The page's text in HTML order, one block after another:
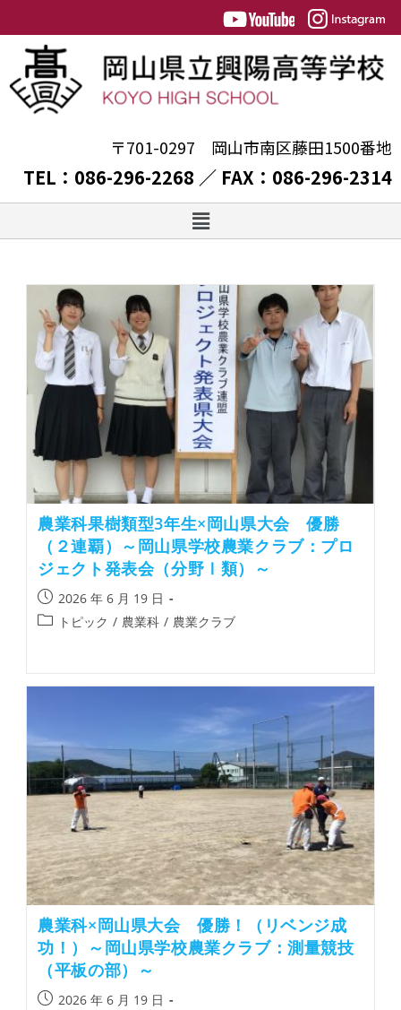
〒701-0297 岡山市南区藤田1500番地
TEL：086-296-2268 ／ FAX：086-296-2314
農業科果樹類型3年生×岡山県大会 優勝
（２連覇）～岡山県学校農業クラブ：プロ
ジェクト発表会（分野Ⅰ類）～
2026 年 6 月 19 日
トピック / 農業科 / 農業クラブ
農業科×岡山県大会 優勝！（リベンジ成
功！）～岡山県学校農業クラブ：測量競技
（平板の部）～
2026 年 6 月 19 日